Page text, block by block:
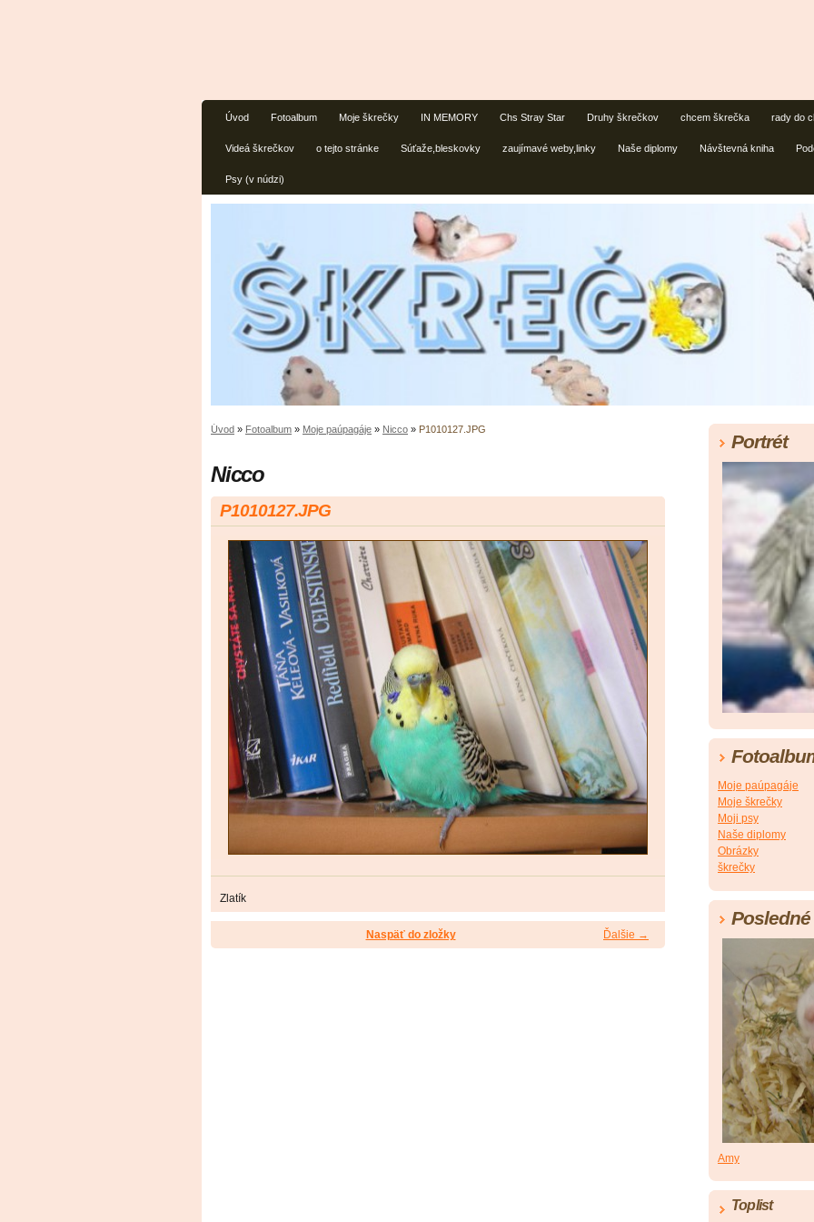
Úvod Fotoalbum Moje škrečky IN MEMORY Chs Stray Star Druhy škrečkov chcem škrečka rady do
Videá škrečkov o tejto stránke Súťaže,bleskovky zaujímavé weby,linky Naše diplomy Návštevná kniha
Psy (v núdzi)
Úvod » Fotoalbum » Moje paúpagáje » Nicco » P1010127.JPG
Nicco
P1010127.JPG
Zlatík
Ďalšie →
Naspäť do zložky
Portrét
Moje paúpagáje
Moje škrečky
Moji psy
Naše diplomy
Obrázky
škrečky
Amy
Toplist